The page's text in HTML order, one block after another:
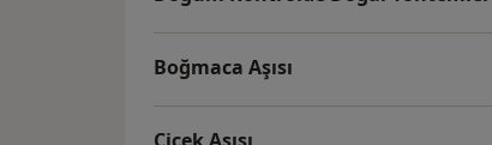
Boğmaca Aşısı